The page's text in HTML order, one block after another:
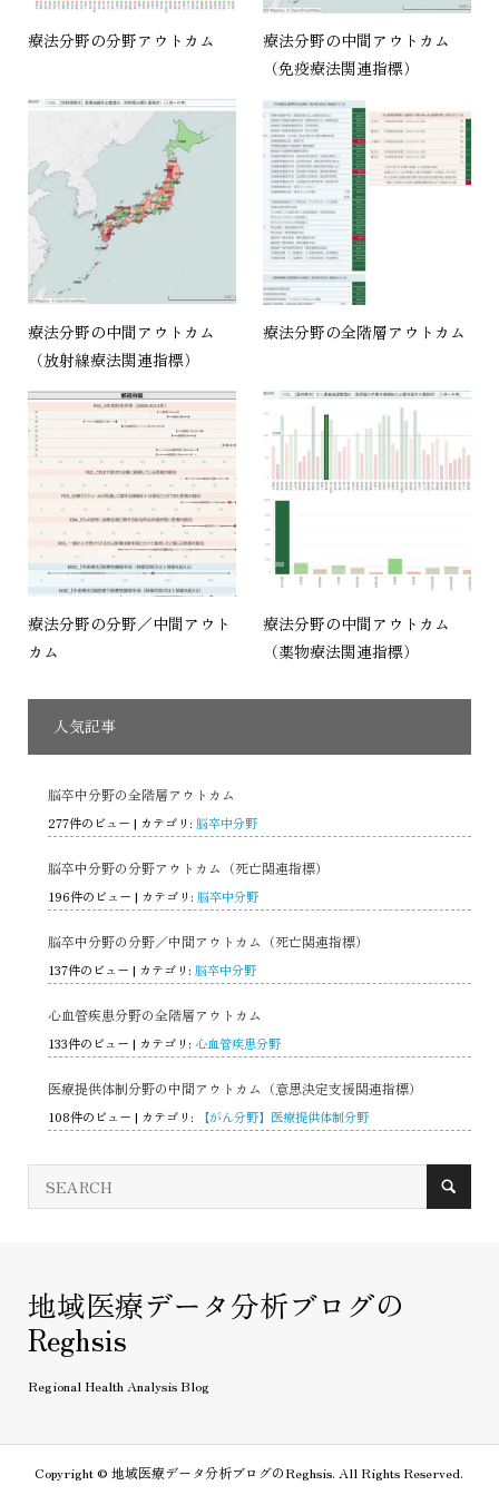
療法分野の分野アウトカム
療法分野の中間アウトカム
（免疫療法関連指標）
療法分野の中間アウトカム
（放射線療法関連指標）
療法分野の全階層アウトカム
療法分野の分野／中間アウト
カム
療法分野の中間アウトカム
（薬物療法関連指標）
人気記事
脳卒中分野の全階層アウトカム
277件のビュー | カテゴリ: 脳卒中分野
脳卒中分野の分野アウトカム（死亡関連指標）
196件のビュー | カテゴリ: 脳卒中分野
脳卒中分野の分野／中間アウトカム（死亡関連指標）
137件のビュー | カテゴリ: 脳卒中分野
心血管疾患分野の全階層アウトカム
133件のビュー | カテゴリ: 心血管疾患分野
医療提供体制分野の中間アウトカム（意思決定支援関連指標）
108件のビュー | カテゴリ: 【がん分野】医療提供体制分野
地域医療データ分析ブログの
Reghsis
Regional Health Analysis Blog
Copyright © 地域医療データ分析ブログのReghsis. All Rights Reserved.